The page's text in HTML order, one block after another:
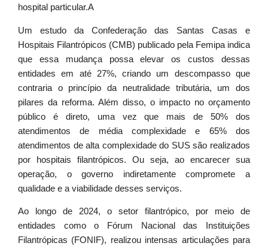
hospital particular.A
Um estudo da Confederação das Santas Casas e
Hospitais Filantrópicos (CMB) publicado pela Femipa indica
que essa mudança possa elevar os custos dessas
entidades em até 27%, criando um descompasso que
contraria o princípio da neutralidade tributária, um dos
pilares da reforma. Além disso, o impacto no orçamento
público é direto, uma vez que mais de 50% dos
atendimentos de média complexidade e 65% dos
atendimentos de alta complexidade do SUS são realizados
por hospitais filantrópicos. Ou seja, ao encarecer sua
operação, o governo indiretamente compromete a
qualidade e a viabilidade desses serviços.
Ao longo de 2024, o setor filantrópico, por meio de
entidades como o Fórum Nacional das Instituições
Filantrópicas (FONIF), realizou intensas articulações para